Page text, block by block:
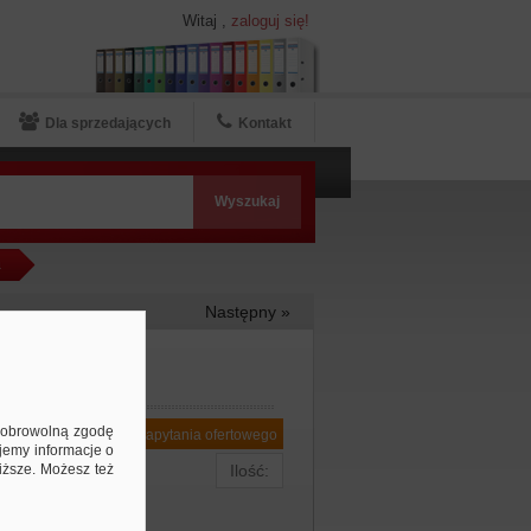
Dla sprzedających Kontakt
Witaj , zaloguj się!
Następny »
Dodaj do zapytania ofertowego
zgodę
informacje o
Możesz też